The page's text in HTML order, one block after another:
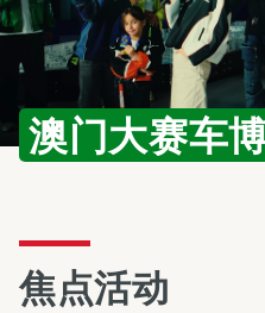
澳门大赛车
焦点活动